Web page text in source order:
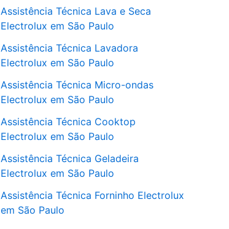
Assistência Técnica Lava e Seca
Electrolux em São Paulo
Assistência Técnica Lavadora
Electrolux em São Paulo
Assistência Técnica Micro-ondas
Electrolux em São Paulo
Assistência Técnica Cooktop
Electrolux em São Paulo
Assistência Técnica Geladeira
Electrolux em São Paulo
Assistência Técnica Forninho Electrolux
em São Paulo